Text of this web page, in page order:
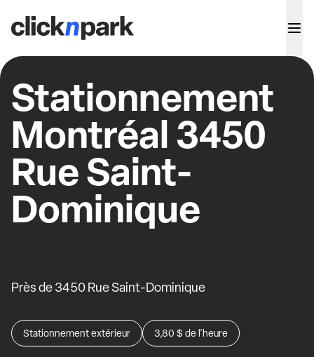
Stationnement
Montréal 3450
Rue Saint-
Dominique
Près de 3450 Rue Saint-Dominique
Stationnement extérieur 3,80 $ de l'heure